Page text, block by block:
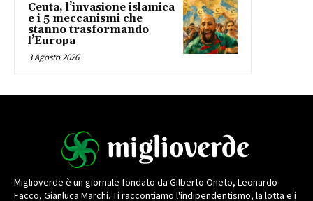
Ceuta, l’invasione islamica
e i 5 meccanismi che
stanno trasformando
l’Europa
3 Agosto 2026
Miglioverde è un giornale fondato da Gilberto Oneto, Leonardo
Facco, Gianluca Marchi. Ti raccontiamo l'indipendentismo, la lotta e i